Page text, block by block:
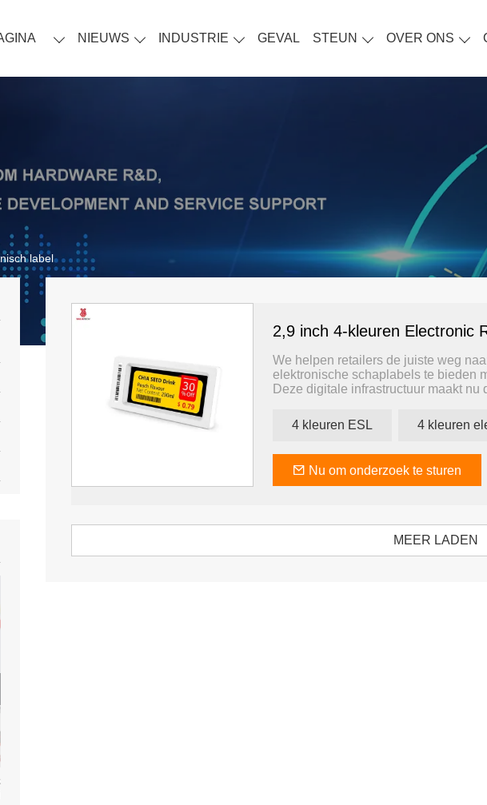
NIEUWS INDUSTRIE GEVAL STEUN OVER ONS
label
2,9 inch 4-kleuren Electronic
We helpen retailers de juiste weg
elektronische schaplabels te bieden
Deze digitale infrastructuur maakt
4 kleuren ESL
Nu om onderzoek te sturen
MEER LADEN